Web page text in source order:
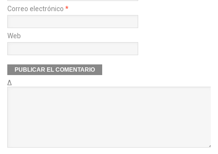
Correo electrónico *
Web
Δ